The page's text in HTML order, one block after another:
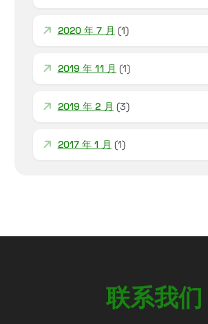
2020 年 7 月 (1)
2019 年 11 月 (1)
2019 年 2 月 (3)
2017 年 1 月 (1)
联系我们